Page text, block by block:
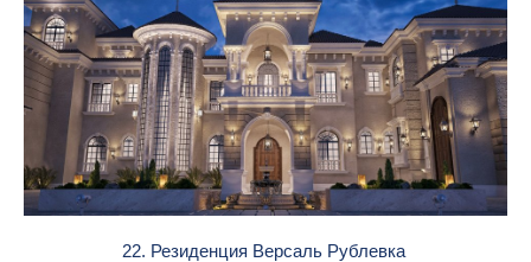
22. Резиденция Версаль Рублевка